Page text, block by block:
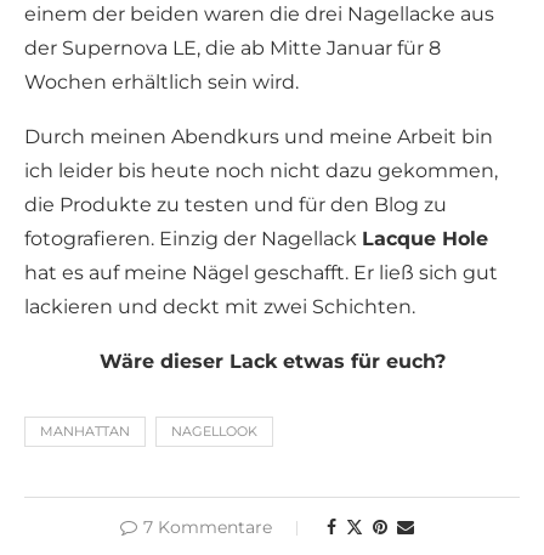
einem der beiden waren die drei Nagellacke aus
der Supernova LE, die ab Mitte Januar für 8
Wochen erhältlich sein wird.
Durch meinen Abendkurs und meine Arbeit bin
ich leider bis heute noch nicht dazu gekommen,
die Produkte zu testen und für den Blog zu
fotografieren. Einzig der Nagellack Lacque Hole
hat es auf meine Nägel geschafft. Er ließ sich gut
lackieren und deckt mit zwei Schichten.
Wäre dieser Lack etwas für euch?
MANHATTAN NAGELLOOK
7 Kommentare